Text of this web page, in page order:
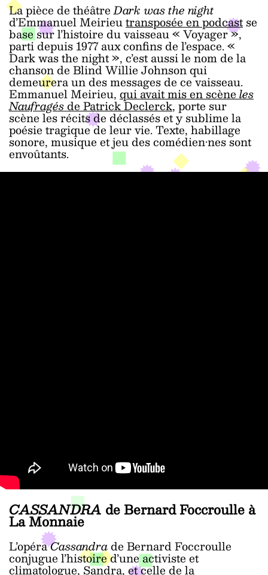
La pièce de théâtreDark was the night
d’Emmanuel Meirieutransposée en podcastse
base sur l’histoire du vaisseau « Voyager »,
parti depuis 1977 aux confins de l’espace. «
Dark was the night », c’est aussi le nom de la
chanson de Blind Willie Johnson qui
demeurera un des messages de ce vaisseau.
Emmanuel Meirieu,qui avait mis en scèneles
Naufragésde Patrick Declerck, porte sur
scène les récits de déclassés et y sublime la
poésie tragique de leur vie. Texte, habillage
sonore, musique et jeu des comédien·nes sont
envoûtants.
CASSANDRA de Bernard Foccroulle à
La Monnaie
L’opéraCassandrade Bernard Foccroulle
conjugue l’histoire d’une activiste et
climatologue, Sandra, et celle de la